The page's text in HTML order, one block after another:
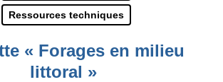
Ressources techniques
« Forages en milieu
littoral »